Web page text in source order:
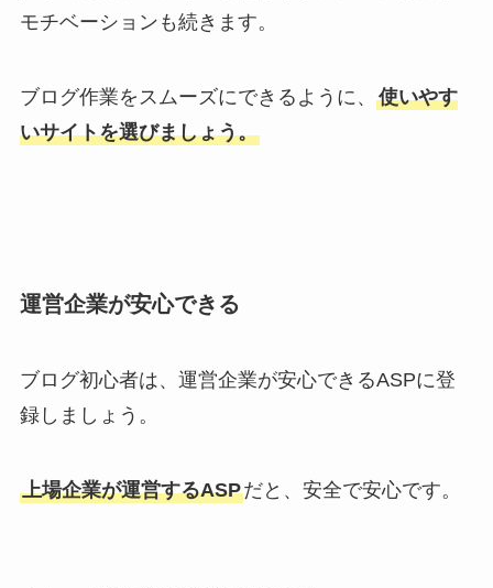
モチベーションも続きます。
ブログ作業をスムーズにできるように、 使いやす
いサイトを選びましょう。
運営企業が安心できる
ブログ初心者は、運営企業が安心できるASPに登
録しましょう。
上場企業が運営するASPだと、安全で安心です。